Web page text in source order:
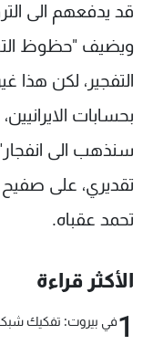
قد يدفعهم الى
ويضيف "حظوظ
التفجير، لكن هذا
بحسابات
سنذهب الى
تقديري، على
تحمد عقباه.
الأكثر قراءة
1في بيروت: تفكيك